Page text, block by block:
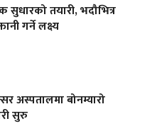
सुधारको तयारी, भदौभित्र
गर्ने लक्ष्य
अस्पतालमा बोनम्यारो
सुरु